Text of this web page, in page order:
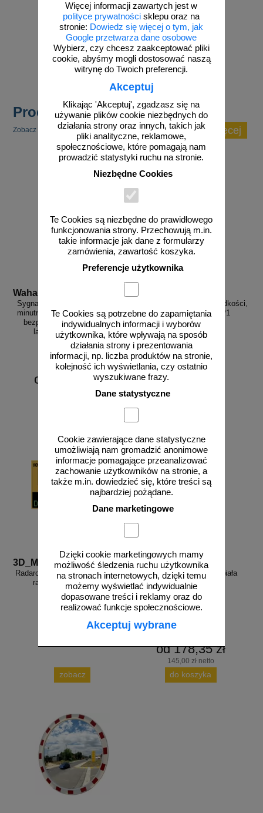
Więcej informacji zawartych jest w
polityce prywatności sklepu oraz na
stronie: Dowiedz się więcej o tym, jak
Google przetwarza dane osobowe
Wybierz, czy chcesz zaakceptować pliki
cookie, abyśmy mogli dostosować naszą
witrynę do Twoich preferencji.
Akceptuj
Klikając 'Akceptuj', zgadzasz się na
używanie plików cookie niezbędnych do
działania strony oraz innych, takich jak
pliki analityczne, reklamowe,
społecznościowe, które pomagają nam
prowadzić statystyki ruchu na stronie.
Niezbędne Cookies
Te Cookies są niezbędne do prawidłowego
funkcjonowania strony. Przechowują m.in.
takie informacje jak dane z formularzy
zamówienia, zawartość koszyka.
Preferencje użytkownika
Te Cookies są potrzebne do zapamiętania
indywidualnych informacji i wyborów
użytkownika, które wpływają na sposób
działania strony i prezentowania
informacji, np. liczba produktów na stronie,
kolejność ich wyświetlania, czy ostatnio
wyszukiwane frazy.
Dane statystyczne
Cookie zawierające dane statystyczne
umożliwiają nam gromadzić anonimowe
informacje pomagające przeanalizować
zachowanie użytkowników na stronie, a
także m.in. dowiedzieć się, które treści są
najbardziej pożądane.
Dane marketingowe
Dzięki cookie marketingowych mamy
możliwość śledzenia ruchu użytkownika
na stronach internetowych, dzięki temu
możemy wyświetlać indywidualnie
dopasowane treści i reklamy oraz do
realizować funkcje społecznościowe.
Akceptuj wybrane
zobacz
Produkty popularne
Zobacz inne popularne produkty w tej kategorii. zobacz więcej
Wahadlo 20 min
Sygnalizacja świetlna drogowa z
minutnikiem, tymczasowa, LED,
bezprzewodowa, wahadłowa,
lampy 20 cm - komplet
od 6226,88 zł
5062,50 zł netto
3D_MP-DP1
Radarowy wyświetlacz prędkości,
radar drogowy MP-DP1
3D_MP-DP6
Radarowy wyświetlacz prędkości,
radar drogowy MP-DP6
zobacz
FR_338
Farba drogowa Kontur biała
5/7,5/15/33 kg
od 178,35 zł
145,00 zł netto
do koszyka